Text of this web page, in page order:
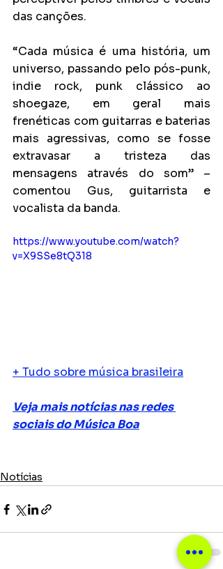
das canções.
“Cada música é uma história, um
universo, passando pelo pós-punk,
indie rock, punk clássico ao
shoegaze, em geral mais
frenéticas com guitarras e baterias
mais agressivas, como se fosse
extravasar a tristeza das
mensagens através do som” –
comentou Gus, guitarrista e
vocalista da banda.
https://www.youtube.com/watch?
v=X9SSe8tQ318
+ Tudo sobre música brasileira
Veja mais notícias nas redes
sociais do Música Boa
Notícias